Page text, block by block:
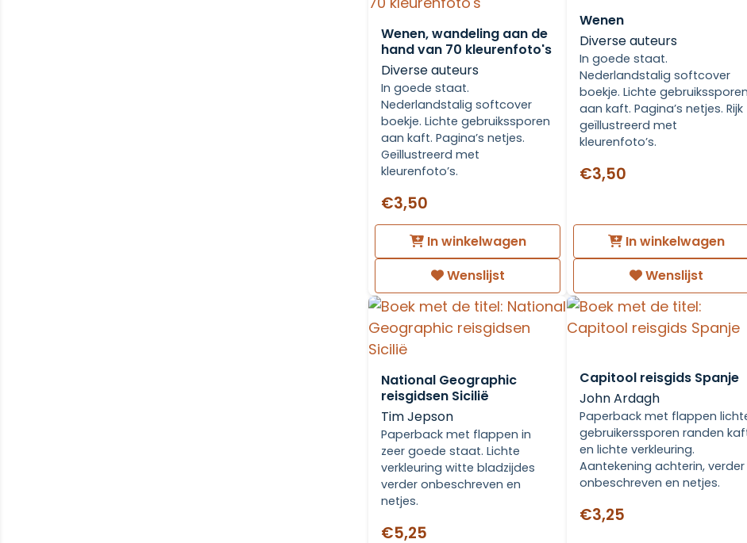
Wenen, wandeling aan de
hand van 70 kleurenfoto's
Diverse auteurs
In goede staat.
Nederlandstalig softcover
boekje. Lichte gebruikssporen
aan kaft. Pagina’s netjes.
Geïllustreerd met
kleurenfoto’s.
€3,50
In winkelwagen
Wenslijst
Wenen
Diverse auteurs
In goede staat.
Nederlandstalig softcover
boekje. Lichte gebruikssporen
aan kaft. Pagina’s netjes. Rijk
geïllustreerd met
kleurenfoto’s.
€3,50
In winkelwagen
Wenslijst
National Geographic
reisgidsen Sicilië
Tim Jepson
Paperback met flappen in
zeer goede staat. Lichte
verkleuring witte bladzijdes
verder onbeschreven en
netjes.
€5,25
Capitool reisgids Spanje
John Ardagh
Paperback met flappen
gebruikerssporen randen
en lichte verkleuring.
Aantekening achterin, verder
onbeschreven en netjes.
€3,25